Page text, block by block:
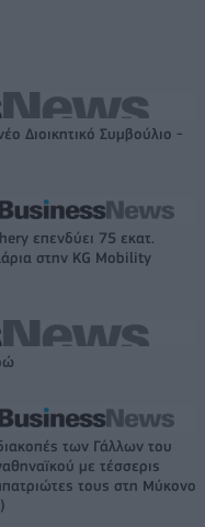
Διοικητικό Συμβούλιο -
επενδύει 75 εκατ.
στην KG Mobility
των Γάλλων του
με τέσσερις
τους στη Μύκονο